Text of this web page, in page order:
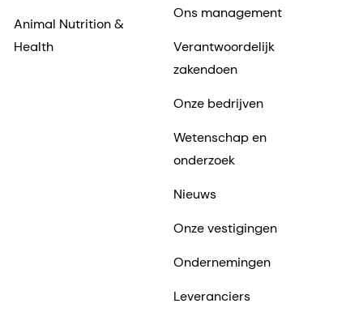
Animal Nutrition &
Health
Ons management
Verantwoordelijk
zakendoen
Onze bedrijven
Wetenschap en
onderzoek
Nieuws
Onze vestigingen
Ondernemingen
Leveranciers